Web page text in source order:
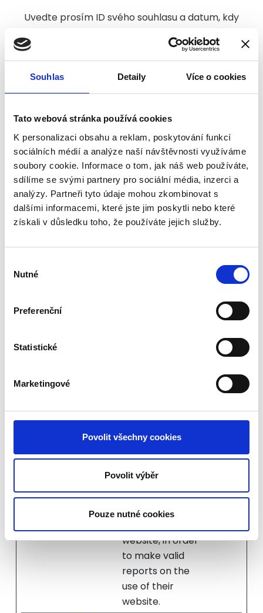
Souhlas Detaily Více o cookies
Tato webová stránka používá cookies
K personalizaci obsahu a reklam, poskytování funkcí
sociálních médií a analýze naší návštěvnosti využíváme
soubory cookie. Informace o tom, jak náš web používáte,
sdílíme se svými partnery pro sociální média, inzerci a
analýzy. Partneři tyto údaje mohou zkombinovat s
dalšími informacemi, které jste jim poskytli nebo které
získali v důsledku toho, že používáte jejich služby.
souhlasu
Nutné
Preferenční
Statistické
Marketingové
Povolit všechny cookies
Povolit výběr
Pouze nutné cookies
Uvedte prosím ID svého souhlasu a datum, kdy
Váš souhlas se týká následujících domén:
Váš současný stav: Odmítnout.
Prohlášení o cookies bylo naposledy
aktualizováno 20/10/2023 Cookiebot
Nutné (3)
Nutné cookies pomáhají, aby byla webová
zabezpečeným sekcím webové stránky.
Webová stránka nemůže správně fungovat bez
Jméno
doba
CookieCo
state for the
1 rok
used to
distinguish
between humans
and bots. This is
website, in order
to make valid
reports on the
use of their
website.